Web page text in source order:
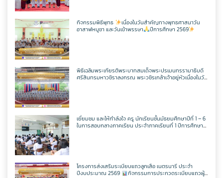
ตารางเรียน/สอน
เว็บไซต์กลุ่มสาระฯ
ตารางเรียน/สอน
เฟสบุคกลุ่มสาระฯ
เว็บไซต์กลุ่มสาระฯ
ตารางเรียน/สอน
เทคโนโลยี
เฟสบุคเทคโนโลยี
เว็บไซต์เทคโนโลยี
ตารางเรียน1/69
ตารางเรียน ม.1
ตารางเรียน ม.2
ตารางเรียน ม.3
ตารางเรียน ม.4
ตารางเรียน ม.5
วิชาเพิ่มเติม
วิชาออกแบบฯ
วิชาเพิ่มเติม
วิชาวิทยาการคำนวณ
วิชาออกแบบฯ
วิชาเพิ่มเติม
ครูกัณฌ์ฏธัจส์ ก้านเหลือง
วิชาวิทยาการคำนวณ
วิชาออกแบบฯ
วิชาเพิ่มเติม
ครูมัตติกา สุวงศ์
วิชาวิทยาการคำนวณ
วิชาออกแบบฯ
วิชาเพิ่มเติม
ครูศุภวิชญ์ กมลเลิศ
วิชาวิทยาการคำนวณ
วิชาออกแบบฯ
วิชาเพิ่มเติม
กิจกรรมพิธีพุทธ
เนื่องในวันสำคัญทางพุทธศาสนาวัน
อาสาฬหบูชา และวันเข้าพรรษา
ปีการศึกษา 2569
พิธีเฉลิมพระเกียรติพระบาทสมเด็จพระปรเมนทรรามาธิบดี
ศรีสินทรมหาวชิราลงกรณ พระวชิรเกล้าเจ้าอยู่หัวเนื่องในวัน
เยี่ยมชม และให้กำลังใจ ครู นักเรียนชั้นมัธยมศึกษาปีที่ 1 – 6
ในการสอบกลางภาคเรียน ประจำภาคเรียนที่ 1 ปีการศึกษา
โครงการส่งเสริมระเบียบแถวลูกเสือ เนตรนารี ประจำ
ปีงบประมาณ 2569
กิจกรรมการประกวดระเบียบแถวผู้